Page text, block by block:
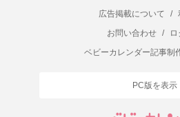
広告掲載について
/
お問い合わせ
/
ベビーカレンダー記事制
PC版を表示